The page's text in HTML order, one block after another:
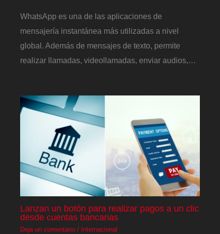
WhatsApp es una de las aplicaciones de
mensajería instantánea más utilizadas a nivel
global. Además de mensajes de texto, permite
realizar llamadas, videollamadas, enviar audios,…
Lanzan un botón para realizar pagos a un clic
desde cuentas bancarias
Deja un comentario / Internacional